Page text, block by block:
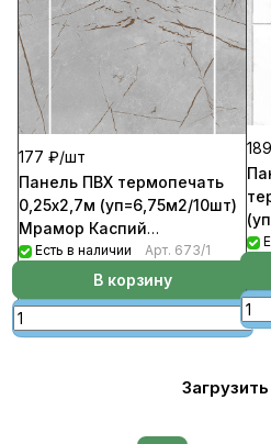
177 ₽/шт
Панель ПВХ термопечать
0,25х2,7м (уп=6,75м2/10шт)
Мрамор Каспий
коричневый
Есть в наличии Арт. 673/1
В корзину